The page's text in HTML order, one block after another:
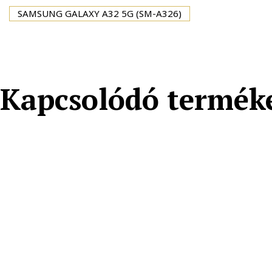
SAMSUNG GALAXY A32 5G (SM-A326)
Kapcsolódó